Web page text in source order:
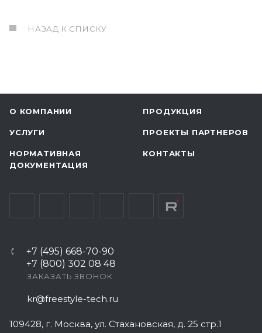
НАЗАД К СПИСКУ
О КОМПАНИИ ПРОДУКЦИЯ
УСЛУГИ ПРОЕКТЫ ПАРТНЕРОВ
НОРМАТИВНАЯ
ДОКУМЕНТАЦИЯ
КОНТАКТЫ
+7 (495) 668-70-90
+7 (800) 302 08 48
ЗАКАЗАТЬ ЗВОНОК
kr@freestyle-tech.ru
109428, г. Москва, ул. Стахановская, д. 25 стр.1